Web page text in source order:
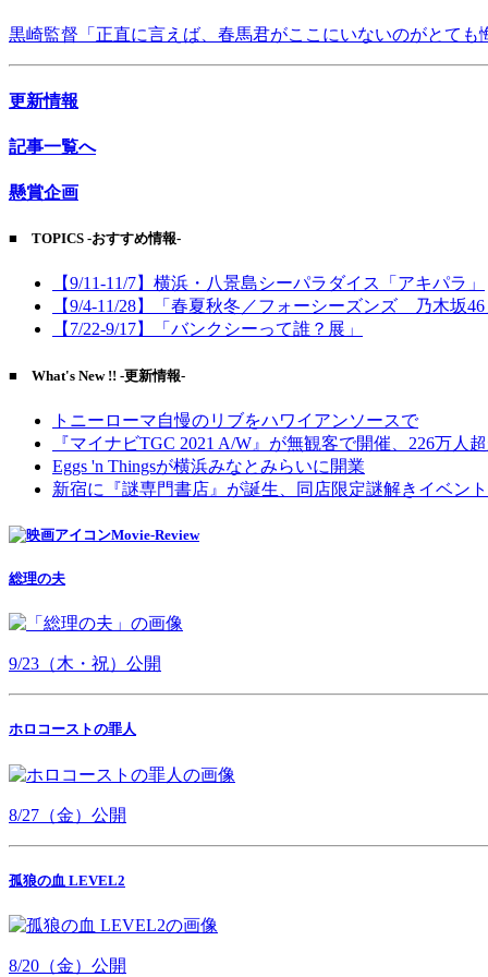
黒崎監督「正直に言えば、春馬君がここにいないのがとても
更新情報
記事一覧へ
懸賞企画
■ TOPICS -おすすめ情報-
【9/11-11/7】横浜・八景島シーパラダイス「アキパラ」
【9/4-11/28】「春夏秋冬／フォーシーズンズ 乃木坂46
【7/22-9/17】「バンクシーって誰？展」
■ What's New !! -更新情報-
トニーローマ自慢のリブをハワイアンソースで
『マイナビTGC 2021 A/W』が無観客で開催、226万人
Eggs 'n Thingsが横浜みなとみらいに開業
新宿に『謎専門書店』が誕生、同店限定謎解きイベン
Movie-Review
総理の夫
9/23（木・祝）公開
ホロコーストの罪人
8/27（金）公開
孤狼の血 LEVEL2
8/20（金）公開